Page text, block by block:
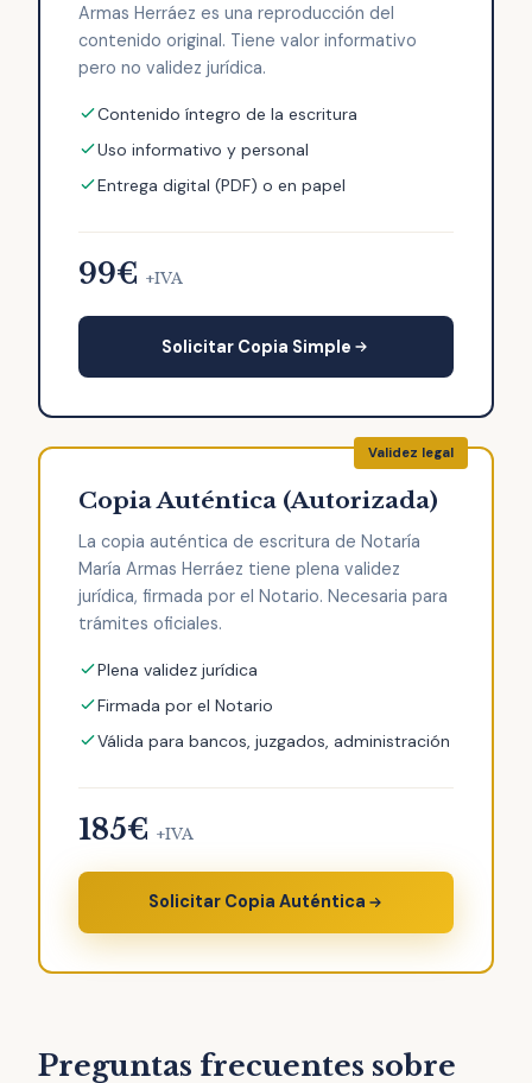
Armas Herráez es una reproducción del
contenido original. Tiene valor informativo
pero no validez jurídica.
Contenido íntegro de la escritura
Uso informativo y personal
Entrega digital (PDF) o en papel
99€ +IVA
Solicitar Copia Simple
Copia Auténtica (Autorizada)
La copia auténtica de escritura de Notaría
María Armas Herráez tiene plena validez
jurídica, firmada por el Notario. Necesaria para
trámites oficiales.
Plena validez jurídica
Firmada por el Notario
Válida para bancos, juzgados, administración
185€ +IVA
Solicitar Copia Auténtica
Preguntas frecuentes sobre